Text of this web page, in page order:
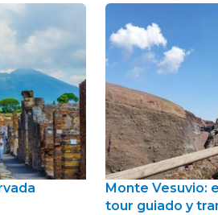
conciertos
restaurantes
cine
Monte Vesuvio:
tour guiado y